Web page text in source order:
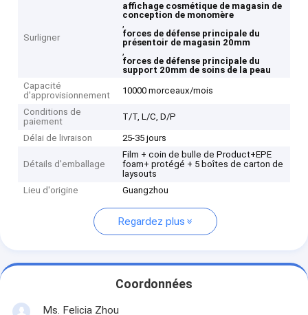
Surligner
affichage cosmétique de magasin de
conception de monomère
,
forces de défense principale du
présentoir de magasin 20mm
,
forces de défense principale du
support 20mm de soins de la peau
Capacité
d'approvisionnement
10000 morceaux/mois
Conditions de
paiement
T/T, L/C, D/P
Délai de livraison 25-35 jours
Détails d'emballage
Film + coin de bulle de Product+EPE
foam+ protégé + 5 boîtes de carton de
laysouts
Lieu d'origine
Guangzhou
Regardez plus
Coordonnées
Ms. Felicia Zhou